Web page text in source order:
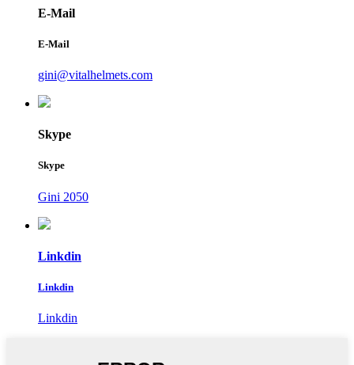
E-Mail
E-Mail
gini@vitalhelmets.com
Skype
Skype
Gini 2050
Linkdin
Linkdin
Linkdin